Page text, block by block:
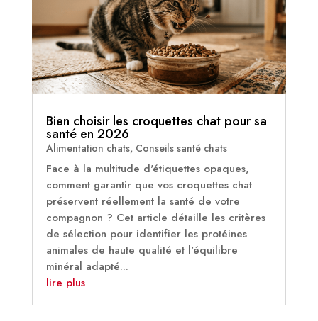
Bien choisir les croquettes chat pour sa
santé en 2026
Alimentation chats, Conseils santé chats
Face à la multitude d'étiquettes opaques,
comment garantir que vos croquettes chat
préservent réellement la santé de votre
compagnon ? Cet article détaille les critères
de sélection pour identifier les protéines
animales de haute qualité et l'équilibre
minéral adapté...
lire plus